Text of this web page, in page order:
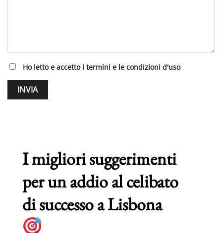
Ho letto e accetto i termini e le condizioni d'uso
I migliori suggerimenti
per un addio al celibato
di successo a Lisbona